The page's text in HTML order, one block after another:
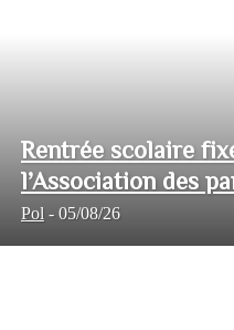
Rentrée scolaire
l’Association des
Pol - 05/08/26